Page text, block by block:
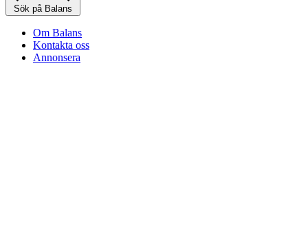
Sök på Balans
Om Balans
Kontakta oss
Annonsera